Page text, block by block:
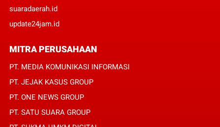
suaradaerah.id
update24jam.id
MITRA PERUSAHAAN
PT. MEDIA KOMUNIKASI INFORMASI
PT. JEJAK KASUS GROUP
PT. ONE NEWS GROUP
PT. SATU SUARA GROUP